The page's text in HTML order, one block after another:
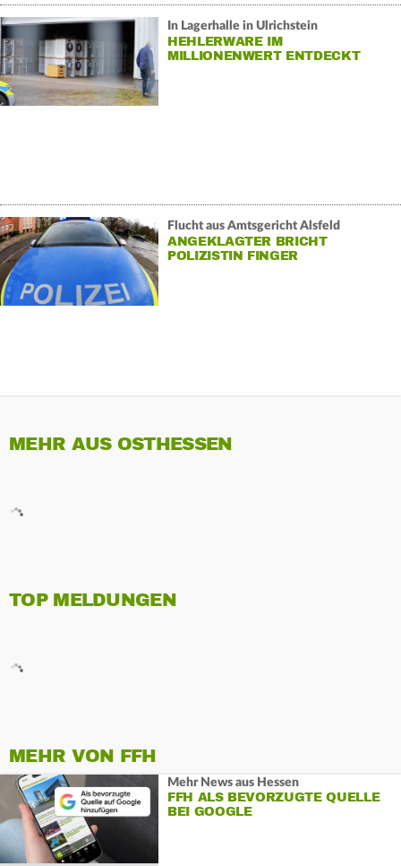
In Lagerhalle in Ulrichstein
HEHLERWARE IM
MILLIONENWERT ENTDECKT
Flucht aus Amtsgericht Alsfeld
ANGEKLAGTER BRICHT
POLIZISTIN FINGER
MEHR AUS OSTHESSEN
TOP MELDUNGEN
MEHR VON FFH
Mehr News aus Hessen
FFH ALS BEVORZUGTE QUELLE
BEI GOOGLE